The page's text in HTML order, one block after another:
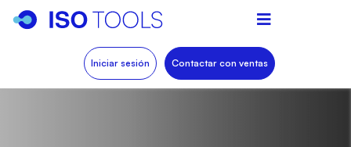
Iniciar sesión Contactar con ventas